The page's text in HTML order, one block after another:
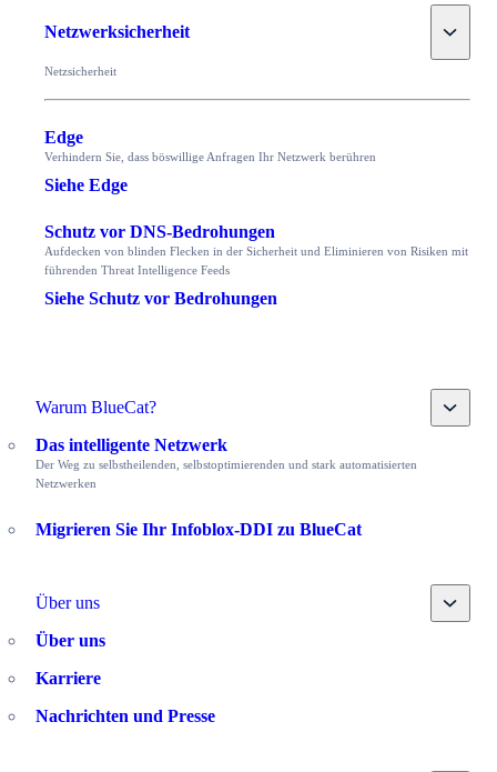
Netzwerksicherheit Toggle
Netzsicherheit
Edge
Verhindern Sie, dass böswillige Anfragen Ihr Netzwerk berühren
Siehe Edge
Schutz vor DNS-Bedrohungen
Aufdecken von blinden Flecken in der Sicherheit und Eliminieren von Risiken mit
führenden Threat Intelligence Feeds
Siehe Schutz vor Bedrohungen
Warum BlueCat? Toggle
Das intelligente Netzwerk
Der Weg zu selbstheilenden, selbstoptimierenden und stark automatisierten
Netzwerken
Migrieren Sie Ihr Infoblox-DDI zu BlueCat
Über uns Toggle
Über uns
Karriere
Nachrichten und Presse